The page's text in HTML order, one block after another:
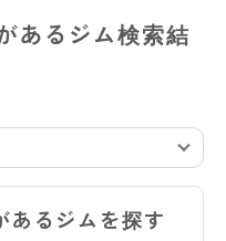
あるジム検索結
あるジムを探す